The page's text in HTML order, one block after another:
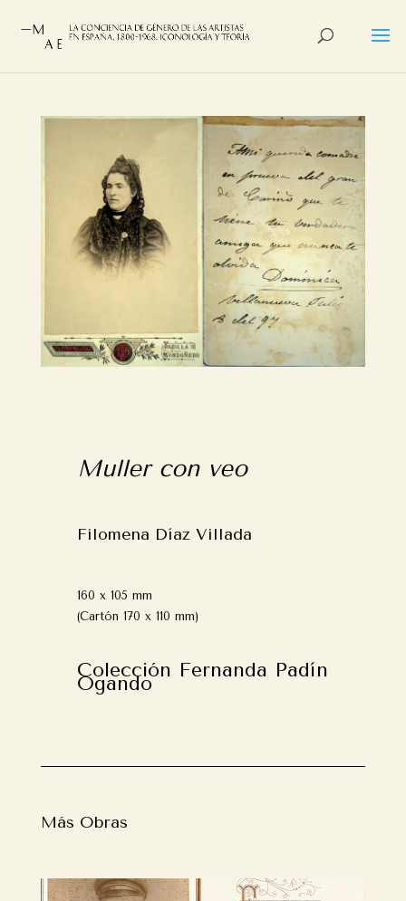
Muller con veo
Filomena Díaz Villada
160 x 105 mm
(Cartón 170 x 110 mm)
Colección Fernanda Padín
Ogando
Más Obras